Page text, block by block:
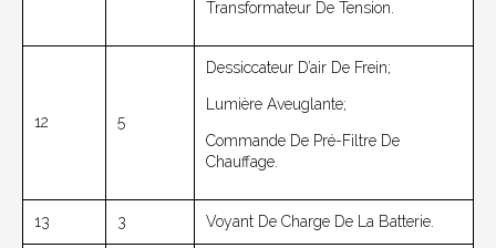
Transformateur De Tension.
12 5
Dessiccateur D’air De Frein;
Lumière Aveuglante;
Commande De Pré-Filtre De
Chauffage.
13 3 Voyant De Charge De La Batterie.